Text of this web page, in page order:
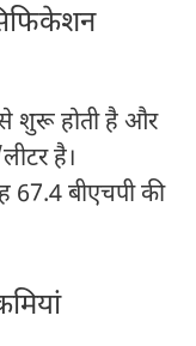
शुरू होती है और
है।
बीएचपी की